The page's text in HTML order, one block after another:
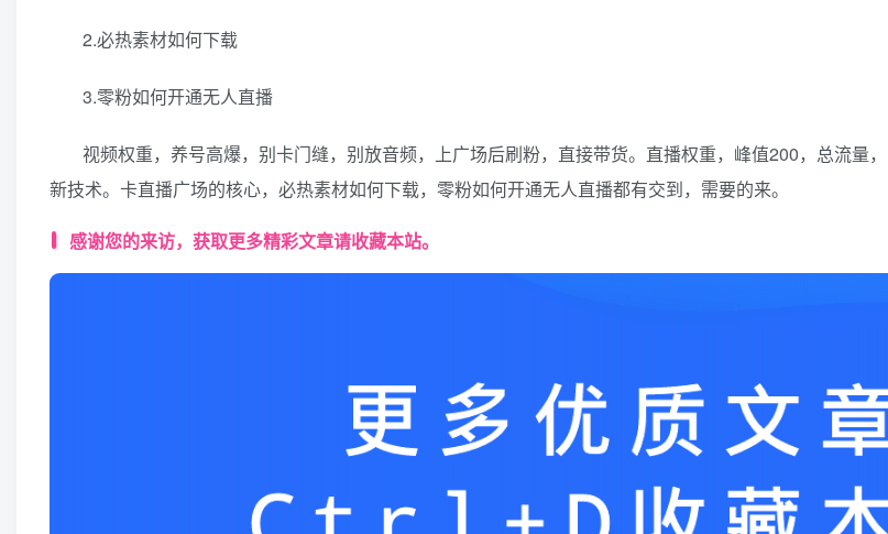
2.必‮素热‬材如何下载
3.零粉如何‮通开‬无人直播
视频权重，养号高爆，别卡门缝，别放音频，上广场后刷粉，直接带货。直播权重，峰值200，总流量
新技术。卡‮播直‬广场的核心，必‮素热‬材如何下载，零粉如何‮通开‬无人直播都有交到，需要的来。
感谢您的来访，获取更多精彩文章请收藏本站。